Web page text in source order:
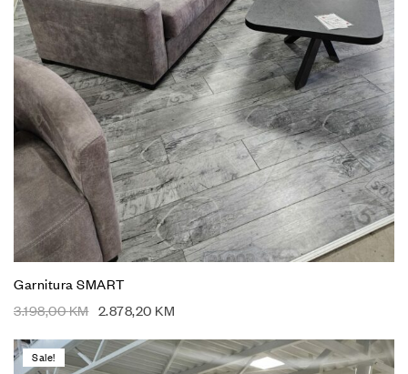
Garnitura SMART
3.198,00KM 2.878,20 KM
Sale!